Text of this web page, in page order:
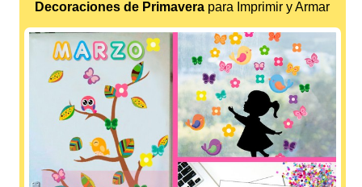
Decoraciones de Primavera para Imprimir y Armar